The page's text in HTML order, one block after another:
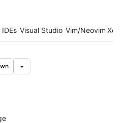
Visual Studio Vim/Neovim